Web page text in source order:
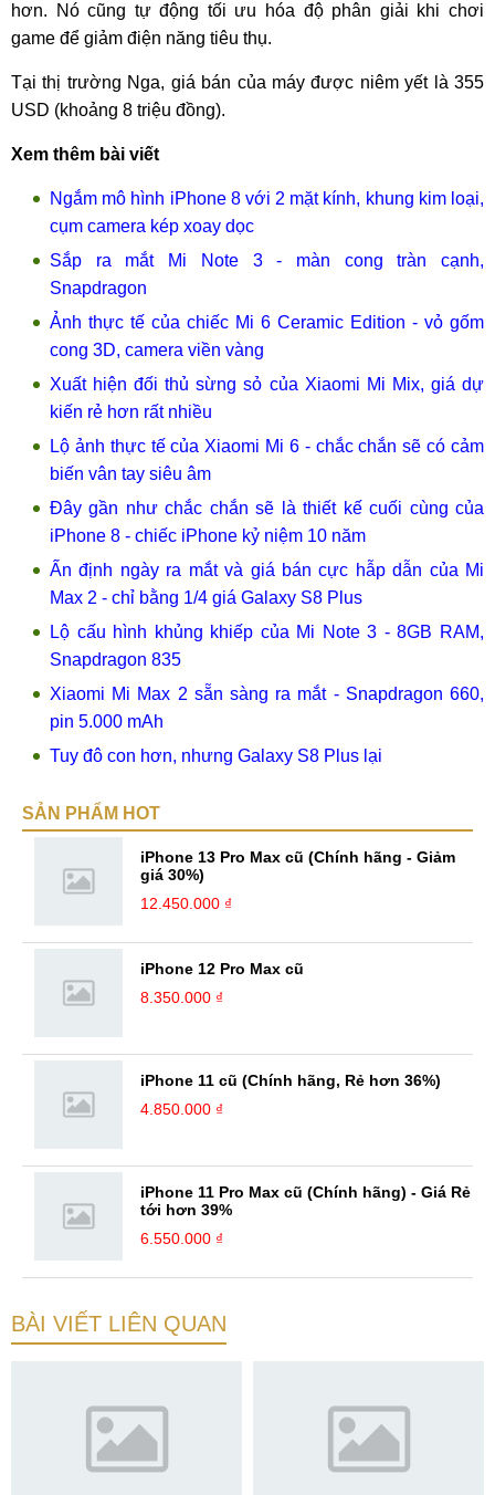
hơn. Nó cũng tự động tối ưu hóa độ phân giải khi chơi
game để giảm điện năng tiêu thụ.
Tại thị trường Nga, giá bán của máy được niêm yết là 355
USD (khoảng 8 triệu đồng).
Xem thêm bài viết
Ngắm mô hình iPhone 8 với 2 mặt kính, khung kim loại,
cụm camera kép xoay dọc
Sắp ra mắt Mi Note 3 - màn cong tràn cạnh,
Snapdragon
Ảnh thực tế của chiếc Mi 6 Ceramic Edition - vỏ gốm
cong 3D, camera viền vàng
Xuất hiện đối thủ sừng sỏ của Xiaomi Mi Mix, giá dự
kiến rẻ hơn rất nhiều
Lộ ảnh thực tế của Xiaomi Mi 6 - chắc chắn sẽ có cảm
biến vân tay siêu âm
Đây gần như chắc chắn sẽ là thiết kế cuối cùng của
iPhone 8 - chiếc iPhone kỷ niệm 10 năm
Ấn định ngày ra mắt và giá bán cực hẫp dẫn của Mi
Max 2 - chỉ bằng 1/4 giá Galaxy S8 Plus
Lộ cấu hình khủng khiếp của Mi Note 3 - 8GB RAM,
Snapdragon 835
Xiaomi Mi Max 2 sẵn sàng ra mắt - Snapdragon 660,
pin 5.000 mAh
Tuy đô con hơn, nhưng Galaxy S8 Plus lại
SẢN PHẨM HOT
iPhone 13 Pro Max cũ (Chính hãng - Giảm
giá 30%)
12.450.000 ₫
iPhone 12 Pro Max cũ
8.350.000 ₫
iPhone 11 cũ (Chính hãng, Rẻ hơn 36%)
4.850.000 ₫
iPhone 11 Pro Max cũ (Chính hãng) - Giá Rẻ
tới hơn 39%
6.550.000 ₫
BÀI VIẾT LIÊN QUAN